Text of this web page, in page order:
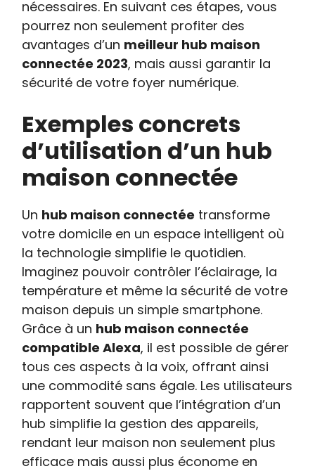
nécessaires. En suivant ces étapes, vous
pourrez non seulement profiter des
avantages d’un meilleur hub maison
connectée 2023, mais aussi garantir la
sécurité de votre foyer numérique.
Exemples concrets
d’utilisation d’un hub
maison connectée
Un hub maison connectée transforme
votre domicile en un espace intelligent où
la technologie simplifie le quotidien.
Imaginez pouvoir contrôler l’éclairage, la
température et même la sécurité de votre
maison depuis un simple smartphone.
Grâce à un hub maison connectée
compatible Alexa, il est possible de gérer
tous ces aspects à la voix, offrant ainsi
une commodité sans égale. Les utilisateurs
rapportent souvent que l’intégration d’un
hub simplifie la gestion des appareils,
rendant leur maison non seulement plus
efficace mais aussi plus économe en